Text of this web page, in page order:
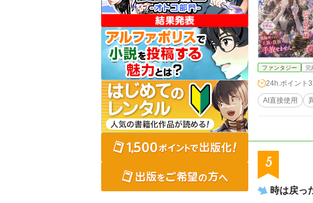
ファンタジー 完
24h.ポイント
AI直接使用
5
時は戻っ